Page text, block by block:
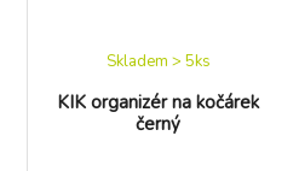
KIK organizér na kočárek
černý
Skladem > 5ks